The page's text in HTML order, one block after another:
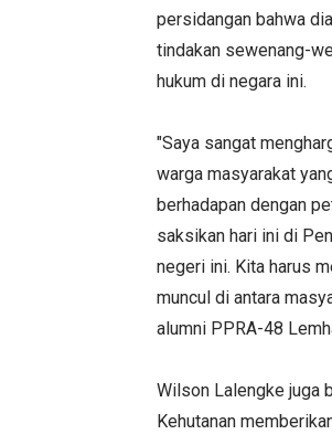
persidangan bahwa
tindakan sewenang-
hukum di negara ini.
"Saya sangat
warga masyarakat
berhadapan dengan
saksikan hari ini di
negeri ini. Kita harus
muncul di antara
alumni PPRA-48
Wilson Lalengke juga
Kehutanan